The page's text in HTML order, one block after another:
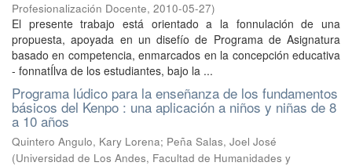
Profesionalización Docente, 2010-05-27)
El presente trabajo está orientado a la fonnulación de una
propuesta, apoyada en un disefío de Programa de Asignatura
basado en competencia, enmarcados en la concepción educativa
- fonnatÍlva de los estudiantes, bajo la ...
Programa lúdico para la enseñanza de los fundamentos
básicos del Kenpo : una aplicación a niños y niñas de 8
a 10 años
Quintero Angulo, Kary Lorena; Peña Salas, Joel José
(Universidad de Los Andes, Facultad de Humanidades y